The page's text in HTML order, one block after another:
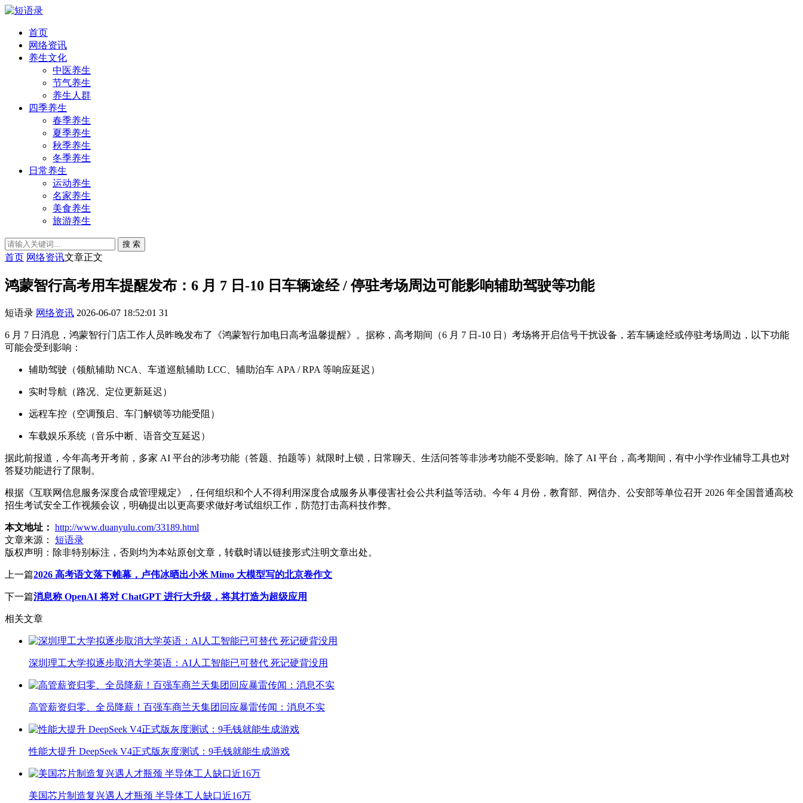
首页
网络资讯
养生文化
中医养生
节气养生
养生人群
四季养生
春季养生
夏季养生
秋季养生
冬季养生
日常养生
运动养生
名家养生
美食养生
旅游养生
搜 索
首页 网络资讯文章正文
鸿蒙智行高考用车提醒发布：6 月 7 日-10 日车辆途经 / 停驻考场周边可能影响辅助驾驶等功能
短语录 网络资讯 2026-06-07 18:52:01 31
6 月 7 日消息，鸿蒙智行门店工作人员昨晚发布了《鸿蒙智行加电日高考温馨提醒》。据称，高考期间（6 月 7 日-10 日）考场将开启信号干扰设备，若车辆途经或停驻考场周边，以下功能
可能会受到影响：
辅助驾驶（领航辅助 NCA、车道巡航辅助 LCC、辅助泊车 APA / RPA 等响应延迟）
实时导航（路况、定位更新延迟）
远程车控（空调预启、车门解锁等功能受阻）
车载娱乐系统（音乐中断、语音交互延迟）
据此前报道，今年高考开考前，多家 AI 平台的涉考功能（答题、拍题等）就限时上锁，日常聊天、生活问答等非涉考功能不受影响。除了 AI 平台，高考期间，有中小学作业辅导工具也对
答疑功能进行了限制。
根据《互联网信息服务深度合成管理规定》，任何组织和个人不得利用深度合成服务从事侵害社会公共利益等活动。今年 4 月份，教育部、网信办、公安部等单位召开 2026 年全国普通高校
招生考试安全工作视频会议，明确提出以更高要求做好考试组织工作，防范打击高科技作弊。
本文地址： http://www.duanyulu.com/33189.html
文章来源：
短语录
版权声明： 除非特别标注，否则均为本站原创文章，转载时请以链接形式注明文章出处。
上一篇2026 高考语文落下帷幕，卢伟冰晒出小米 Mimo 大模型写的北京卷作文
下一篇消息称 OpenAI 将对 ChatGPT 进行大升级，将其打造为超级应用
相关文章
深圳理工大学拟逐步取消大学英语：AI人工智能已可替代 死记硬背没用
高管薪资归零、全员降薪！百强车商兰天集团回应暴雷传闻：消息不实
性能大提升 DeepSeek V4正式版灰度测试：9毛钱就能生成游戏
美国芯片制造复兴遇人才瓶颈 半导体工人缺口近16万